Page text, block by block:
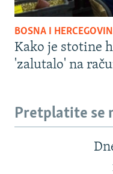
BOSNA I
Kako je stotine
'zalutalo' na
Pretplatite se